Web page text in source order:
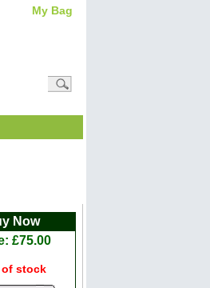
My Bag
Now
£75.00
stock